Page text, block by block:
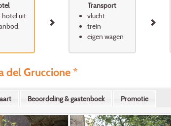
hotel uit
Transport
vlucht
trein
eigen wagen
del Gruccione *
Beoordeling & gastenboek Promotie